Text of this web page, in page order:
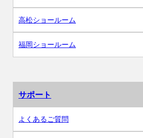
高松ショールーム
福岡ショールーム
サポート
よくあるご質問